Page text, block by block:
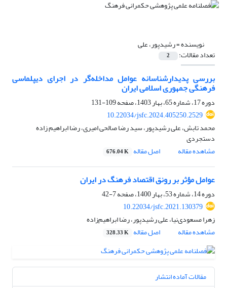
نویسنده =رشیدپور، علی
تعداد مقالات: 2
بررسی پدیدارشناسانه عوامل مداخله‌گر در اجرای دیپلماسی
فرهنگی جمهوری اسلامی ایران
دوره 17، شماره 65، بهار 1403، صفحه
109-131
10.22034/jsfc.2024.405250.2529
محمد تابش، علی رشیدپور، سید رضا صالحی امیری، رضا ابراهیم زاده
دستجردی
مشاهده مقاله
اصل مقاله 676.04 K
عوامل مؤثر بر رونق اقتصاد فرهنگ در ایران
دوره 14، شماره 53، بهار 1400، صفحه
7-42
10.22034/jsfc.2021.130379
زهرا مسعودی‌نیا، علی رشیدپور، رضا ابراهیم‌زاده
مشاهده مقاله
اصل مقاله 328.33 K
مقالات آماده انتشار